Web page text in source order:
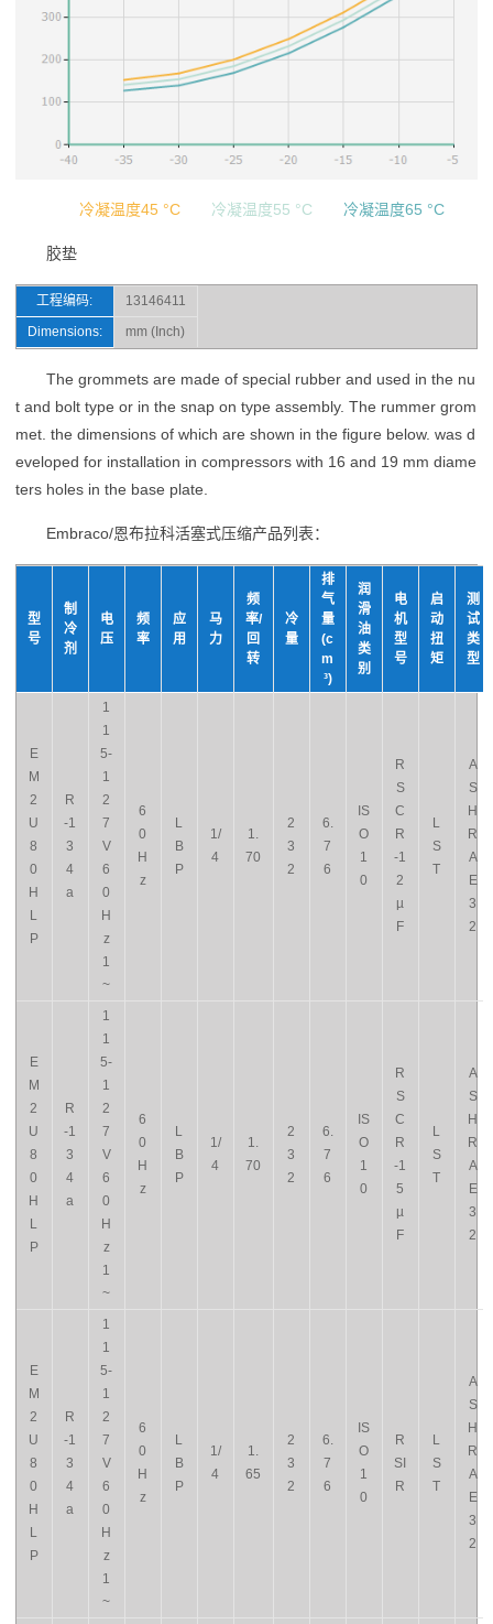
冷凝温度45 °C 冷凝温度55 °C 冷凝温度65 °C
胶垫
工程编码:
13146411
Dimensions:
mm (Inch)
The grommets are made of special rubber and used in the nu
t and bolt type or in the snap on type assembly. The rummer grom
met. the dimensions of which are shown in the figure below. was d
eveloped for installation in compressors with 16 and 19 mm diame
ters holes in the base plate.
Embraco/恩布拉科活塞式压缩产品列表：
型
号
制
冷
剂
电
压
频
率
应
用
马
力
频
率/
回
转
冷
量
排
气
量
(c
m
³)
润
滑
油
类
别
电
机
型
号
启
动
扭
矩
测
试
类
型
E
M
2
U
8
0
H
L
P
R
-1
3
4
a
1
1
5-
1
2
7
V
6
0
H
z
1
~
6
0
H
z
L
B
P
1/
4
1.
70
2
3
2
6.
7
6
IS
O
1
0
R
S
C
R
-1
2
µ
F
L
S
T
A
S
H
R
A
E
3
2
E
M
2
U
8
0
H
L
P
R
-1
3
4
a
1
1
5-
1
2
7
V
6
0
H
z
1
~
6
0
H
z
L
B
P
1/
4
1.
70
2
3
2
6.
7
6
IS
O
1
0
R
S
C
R
-1
5
µ
F
L
S
T
A
S
H
R
A
E
3
2
E
M
2
U
8
0
H
L
P
R
-1
3
4
a
1
1
5-
1
2
7
V
6
0
H
z
1
~
6
0
H
z
L
B
P
1/
4
1.
65
2
3
2
6.
7
6
IS
O
1
0
R
SI
R
L
S
T
A
S
H
R
A
E
3
2